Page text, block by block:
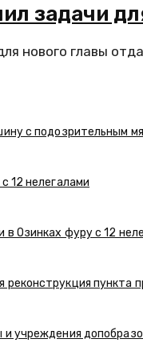
задачи
нового главы
с подозрительным
12 нелегалами
Озинках фуру с 12
пункта
учреждения